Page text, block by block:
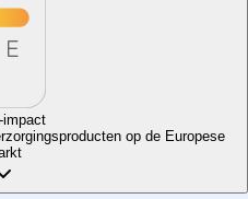
impact
op de Europese